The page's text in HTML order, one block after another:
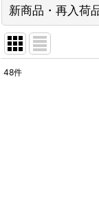
新商品・再入荷
48件